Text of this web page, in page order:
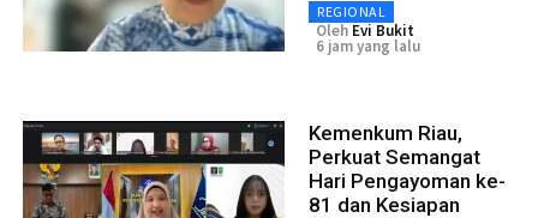
REGIONAL
Oleh Evi Bukit
6 jam yang lalu
Kemenkum Riau,
Perkuat Semangat
Hari Pengayoman ke-
81 dan Kesiapan